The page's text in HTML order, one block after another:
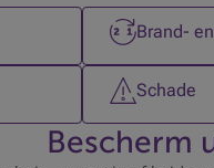
2 op 6Brand-
5 op 6Schade
Bescherm